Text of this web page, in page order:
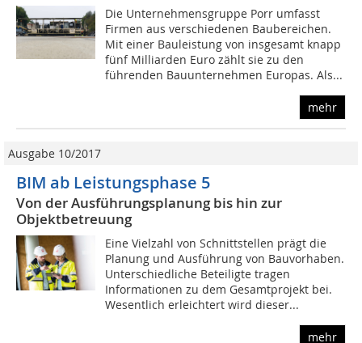
Die Unternehmensgruppe Porr umfasst
Firmen aus verschiedenen Baubereichen.
Mit einer Bauleistung von insgesamt knapp
fünf Milliarden Euro zählt sie zu den
führenden Bauunternehmen Europas. Als...
mehr
Ausgabe 10/2017
BIM ab Leistungsphase 5
Von der Ausführungsplanung bis hin zur
Objektbetreuung
Eine Vielzahl von Schnittstellen prägt die
Planung und Ausführung von Bauvorhaben.
Unterschiedliche Beteiligte tragen
Informationen zu dem Gesamtprojekt bei.
Wesentlich erleichtert wird dieser...
mehr